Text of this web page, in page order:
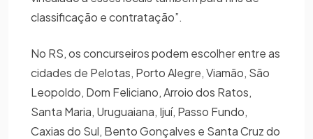
classificação e contratação”.
No RS, os concurseiros podem escolher entre as
cidades de Pelotas, Porto Alegre, Viamão, São
Leopoldo, Dom Feliciano, Arroio dos Ratos,
Santa Maria, Uruguaiana, Ijuí, Passo Fundo,
Caxias do Sul, Bento Gonçalves e Santa Cruz do